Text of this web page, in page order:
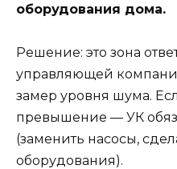
оборудования дома.
Решение: это зона
управляющей
замер уровня шума.
превышение — УК
(заменить насосы,
оборудования).